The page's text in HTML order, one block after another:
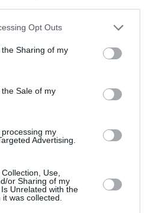
Opt Outs
Sharing of my
Sale of my
my
Advertising.
Use,
or Sharing of my
Unrelated with the
was collected.
επαγγελματισμό και
και με κέντρο την
και ικανό προσωπικό μας
στον κόσμο της αυριανής
on line.
ιδέες
να προωθήσετε την
να εκπληρώσετε τους